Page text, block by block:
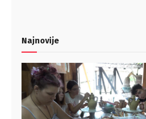
Najnovije